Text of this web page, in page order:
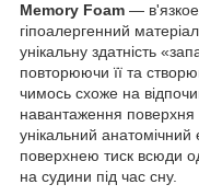
Memory Foam —
гіпоалергенний
унікальну здатність
повторюючи її та
чимось схоже на
навантаження
унікальний
поверхнею тиск всюди
на судини під час сну.